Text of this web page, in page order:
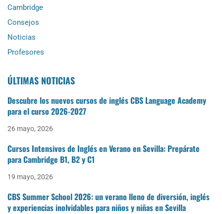
Cambridge
Consejos
Noticias
Profesores
ÚLTIMAS NOTICIAS
Descubre los nuevos cursos de inglés CBS Language Academy
para el curso 2026-2027
26 mayo, 2026
Cursos Intensivos de Inglés en Verano en Sevilla: Prepárate
para Cambridge B1, B2 y C1
19 mayo, 2026
CBS Summer School 2026: un verano lleno de diversión, inglés
y experiencias inolvidables para niños y niñas en Sevilla